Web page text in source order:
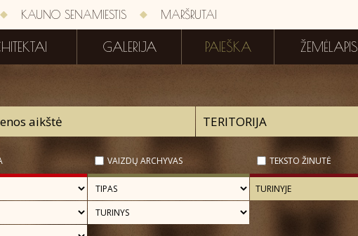
KAUNO SENAMIESTIS MARŠRUTAI
GALERIJA PAIEŠKA ŽEMĖLAPIS
VAIZDŲ ARCHYVAS TEKSTO ŽINUTĖ